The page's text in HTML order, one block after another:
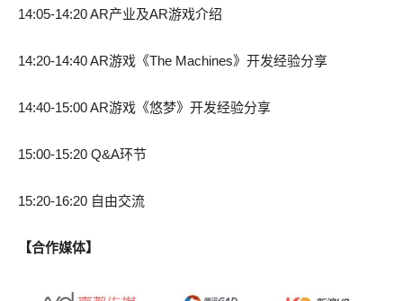
14:05-14:20 AR产业及AR游戏介绍
14:20-14:40 AR游戏《The Machines》开发经验分享
14:40-15:00 AR游戏《悠梦》开发经验分享
15:00-15:20 Q&A环节
15:20-16:20 自由交流
【合作媒体】